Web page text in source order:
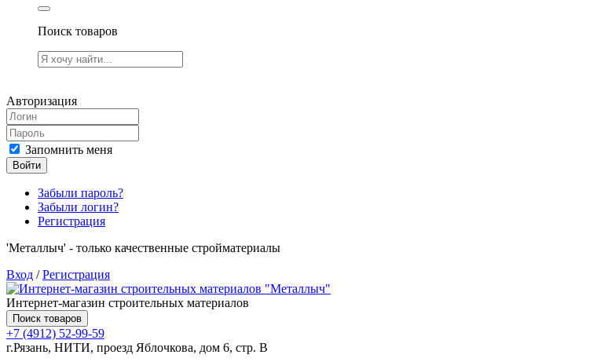
Поиск товаров
Авторизация
Запомнить меня
Войти
Забыли пароль?
Забыли логин?
Регистрация
'Металлыч' - только качественные стройматериалы
Вход /Регистрация
Интернет-магазин строительных материалов
Поиск товаров
+7 (4912) 52-99-59
г.Рязань, НИТИ, проезд Яблочкова, дом 6, стр. В